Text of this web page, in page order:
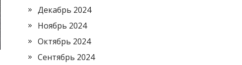
Декабрь 2024
Ноябрь 2024
Октябрь 2024
Сентябрь 2024